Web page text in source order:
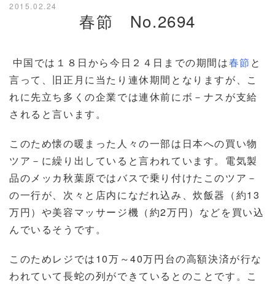
2015.02.24
春節 No.2694
中国では１８日から今日２４日までの期間は春節 と
言って、旧正月に当たり連休期間となりますが、こ
れに先立ち多くの企業では連休前にボ－ナスが支給
されると言います。
このため懐の暖まった人々の一部は日本への買い物
ツア－に繰り出していると言われています。電気製
品のメッカ秋葉原ではバスで乗り付けたこのツア－
の一行が、次々と店内になだれ込み、炊飯器（約13
万円）や美容マッサージ機（約2万円）などを買い込
んでいるそうです。
このためレジでは10万～40万円台の高額決済が行な
われていて長蛇の列ができているとのことです。こ